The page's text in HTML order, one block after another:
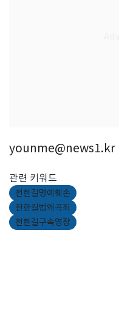
younme@news1.kr
관련 키워드
전한길명예훼손
전한길법왜곡죄
전한길구속영장